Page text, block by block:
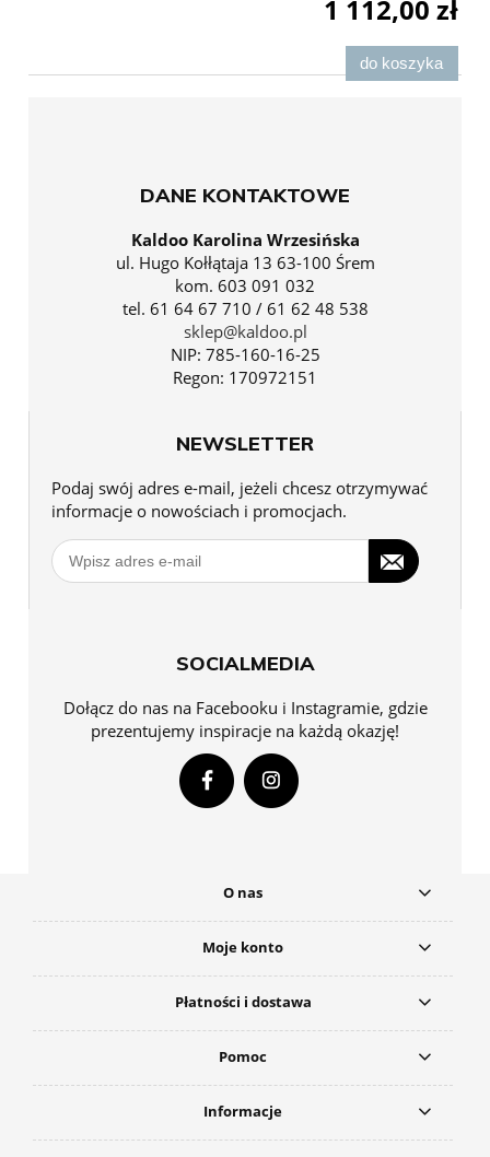
1 112,00 zł
do koszyka
DANE KONTAKTOWE
Kaldoo Karolina Wrzesińska
ul. Hugo Kołłątaja 13 63-100 Śrem
kom. 603 091 032
tel. 61 64 67 710 / 61 62 48 538
sklep@kaldoo.pl
NIP: 785-160-16-25
Regon: 170972151
NEWSLETTER
Podaj swój adres e-mail, jeżeli chcesz otrzymywać
informacje o nowościach i promocjach.
SOCIALMEDIA
Dołącz do nas na Facebooku i Instagramie, gdzie
prezentujemy inspiracje na każdą okazję!
O nas
Moje konto
Płatności i dostawa
Pomoc
Informacje